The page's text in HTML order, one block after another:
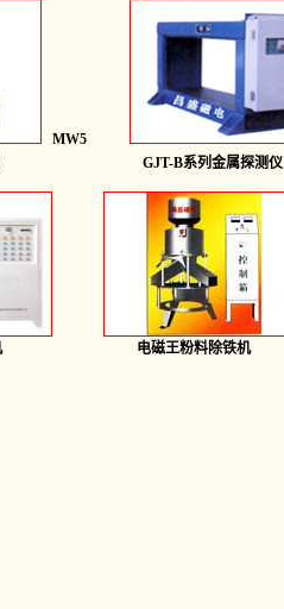
MW5
GJT-B系列金属探测仪
电磁王粉料除铁机